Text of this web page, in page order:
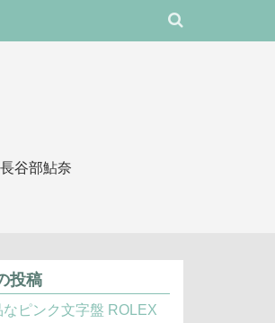
谷部鮎奈
投稿
なピンク文字盤 ROLEX